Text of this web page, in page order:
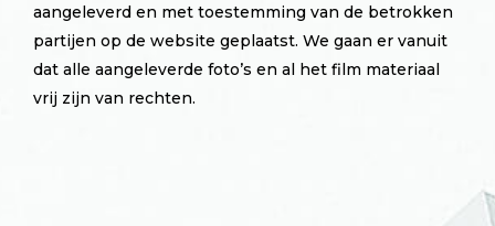
aangeleverd en met toestemming van de betrokken
partijen op de website geplaatst. We gaan er vanuit
dat alle aangeleverde foto’s en al het film materiaal
vrij zijn van rechten.